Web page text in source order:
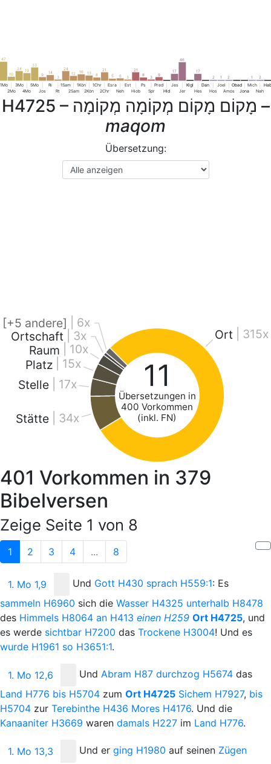
47
1Mo
10
2Mo
24
3Mo
19
4Mo
33
5Mo
9
Jos
14
Ri
3
Rt
24
1Sam
12
2Sam
16
1Kön
13
2Kön
8
1Chr
21
2Chr
5
Esra
6
Neh
3
Est
21
Hiob
8
Ps
3
Spr
9
Pred
Hld
17
Jes
46
Jer
Klgl
17
Hes
Dan
2
Hos
1
Joel
2
Amos
Obad
Jona
1
Mich
2
Nah
H4725 – מָקוֹם מָקוֹם מְקוֹמָה מְקוֹמָה –
maqom
Übersetzung:
11
Übersetzungen in
400 Vorkommen
(inkl. FN)
Ort | 315x
Stätte | 34x
Stelle | 17x
Platz | 15x
Raum | 10x
Ortschaft | 3x
[+5 andere] | 6x
401 Vorkommen in 379
Bibelversen
Zeige Seite 1 von 8
1 2 3 4 ... 8
1. Mo 1,9 Und Gott H430 sprach H559:1: Es
sammeln H6960 sich die Wasser H4325 unterhalb H8478
des Himmels H8064 an H413 einen H259 Ort H4725, und
es werde sichtbar H7200 das Trockene H3004! Und es
wurde H1961 so H3651:1.
1. Mo 12,6 Und Abram H87 durchzog H5674 das
Land H776 bis H5704 zum Ort H4725 Sichem H7927, bis
H5704 zur Terebinthe H436 Mores H4176. Und die
Kanaaniter H3669 waren damals H227 im Land H776.
1. Mo 13,3 Und er ging H1980 auf seinen Zügen